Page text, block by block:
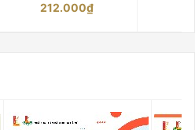
212.000₫